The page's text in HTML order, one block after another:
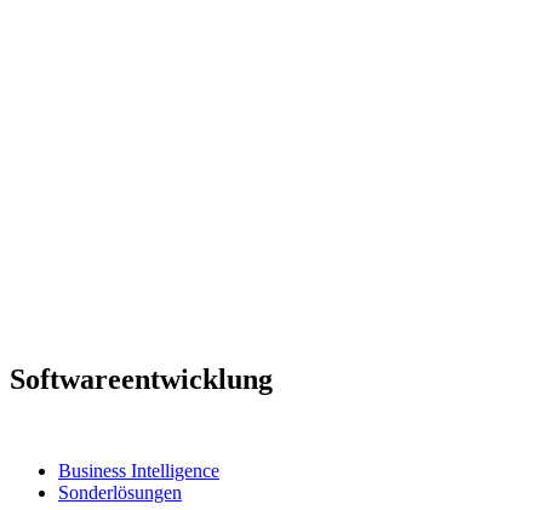
Softwareentwicklung
Business Intelligence
Sonderlösungen